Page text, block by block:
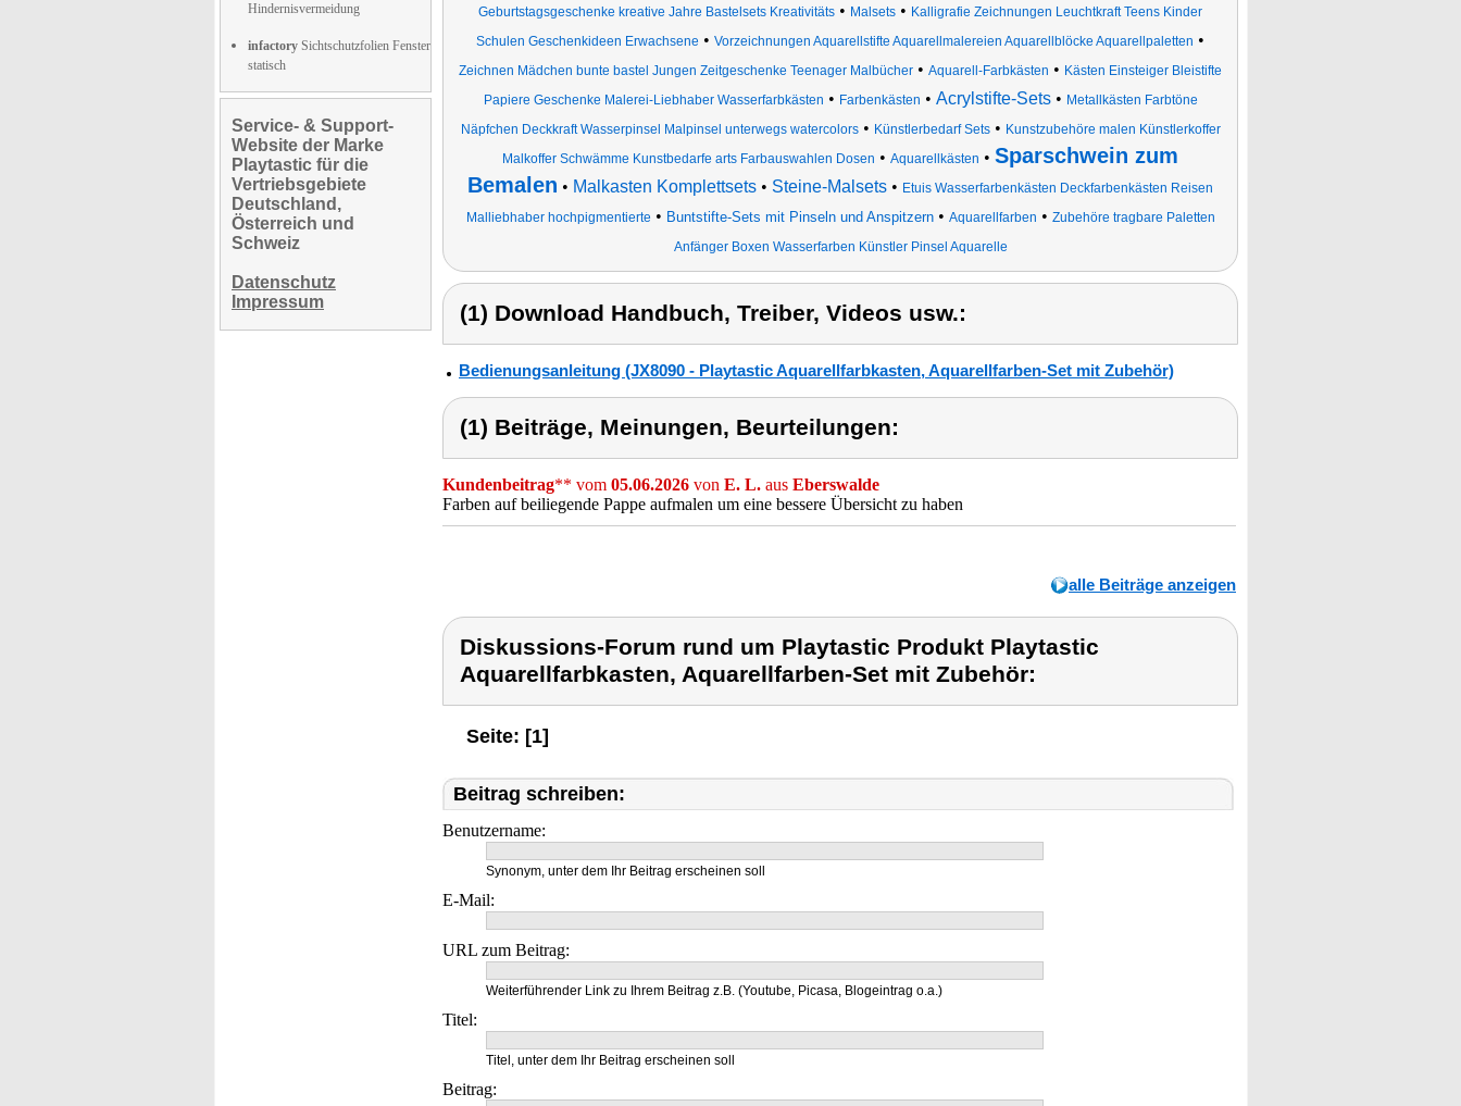
Hindernisvermeidung
infactory Sichtschutzfolien Fenster
statisch
Service- & Support-
Website der Marke
Playtastic für die
Vertriebsgebiete
Deutschland,
Österreich und
Schweiz
Datenschutz
Impressum
Geburtstagsgeschenke kreative Jahre Bastelsets Kreativitäts • Malsets • Kalligrafie Zeichnungen Leuchtkraft Teens Kinder
Schulen Geschenkideen Erwachsene • Vorzeichnungen Aquarellstifte Aquarellmalereien Aquarellblöcke Aquarellpaletten •
Zeichnen Mädchen bunte bastel Jungen Zeitgeschenke Teenager Malbücher • Aquarell-Farbkästen • Kästen Einsteiger Bleistifte
Papiere Geschenke Malerei-Liebhaber Wasserfarbkästen • Farbenkästen • Acrylstifte-Sets• Metallkästen Farbtöne
Näpfchen Deckkraft Wasserpinsel Malpinsel unterwegs watercolors• Künstlerbedarf Sets• Kunstzubehöre malen Künstlerkoffer
Malkoffer Schwämme Kunstbedarfe arts Farbauswahlen Dosen • Aquarellkästen • Sparschwein zum
Bemalen • Malkasten Komplettsets • Steine-Malsets • Etuis Wasserfarbenkästen Deckfarbenkästen Reisen
Malliebhaber hochpigmentierte • Buntstifte-Sets mit Pinseln und Anspitzern• Aquarellfarben • Zubehöre tragbare Paletten
Anfänger Boxen Wasserfarben Künstler Pinsel Aquarelle
(1) Download Handbuch, Treiber, Videos usw.:
Bedienungsanleitung (JX8090 - Playtastic Aquarellfarbkasten, Aquarellfarben-Set mit Zubehör)
(1) Beiträge, Meinungen, Beurteilungen:
Kundenbeitrag** vom 05.06.2026 von E. L. aus Eberswalde
Farben auf beiliegende Pappe aufmalen um eine bessere Übersicht zu haben
alle Beiträge anzeigen
Diskussions-Forum rund um Playtastic Produkt Playtastic
Aquarellfarbkasten, Aquarellfarben-Set mit Zubehör:
Seite: [1]
Beitrag schreiben:
Benutzername:
Synonym, unter dem Ihr Beitrag erscheinen soll
E-Mail:
URL zum Beitrag:
Weiterführender Link zu Ihrem Beitrag z.B. (Youtube, Picasa, Blogeintrag o.a.)
Titel:
Titel, unter dem Ihr Beitrag erscheinen soll
Beitrag: